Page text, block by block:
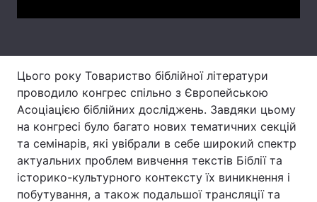
Послуги
Цього року Товариство біблійної літератури
проводило конгрес спільно з Європейською
Асоціацією біблійних досліджень. Завдяки цьому
на конгресі було багато нових тематичних секцій
та семінарів, які увібрали в себе широкий спектр
актуальних проблем вивчення текстів Біблії та
історико-культурного контексту їх виникнення і
побутування, а також подальшої трансляції та